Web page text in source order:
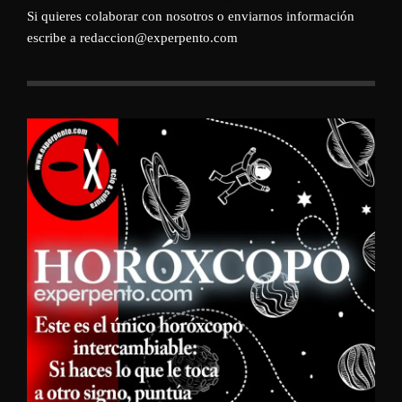
Si quieres colaborar con nosotros o enviarnos información
escribe a redaccion@experpento.com